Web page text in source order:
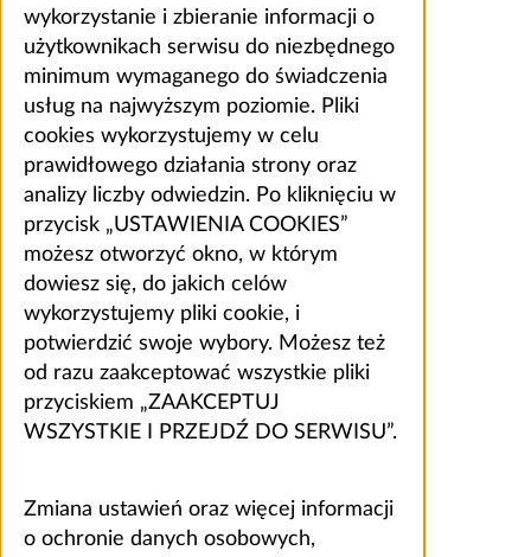
wykorzystanie i zbieranie informacji o
użytkownikach serwisu do niezbędnego
minimum wymaganego do świadczenia
usług na najwyższym poziomie. Pliki
cookies wykorzystujemy w celu
prawidłowego działania strony oraz
analizy liczby odwiedzin. Po kliknięciu w
przycisk „USTAWIENIA COOKIES”
możesz otworzyć okno, w którym
dowiesz się, do jakich celów
wykorzystujemy pliki cookie, i
potwierdzić swoje wybory. Możesz też
od razu zaakceptować wszystkie pliki
przyciskiem „ZAAKCEPTUJ
WSZYSTKIE I PRZEJDŹ DO SERWISU”.
Zmiana ustawień oraz więcej informacji
o ochronie danych osobowych,